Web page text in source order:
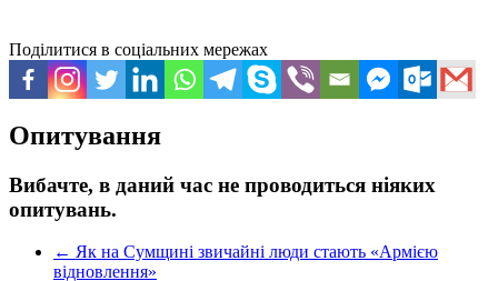
Поділитися в соціальних мережах
Опитування
Вибачте, в даний час не проводиться ніяких
опитувань.
← Як на Сумщині звичайні люди стають «Армією
відновлення»